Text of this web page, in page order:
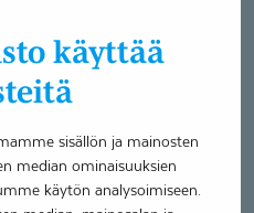
käyttää
sisällön ja mainosten
median ominaisuuksien
käytön analysoimiseen.
miten tärkeää
– sellainen, joka osaa
lapsen yksilönä. Mutta se